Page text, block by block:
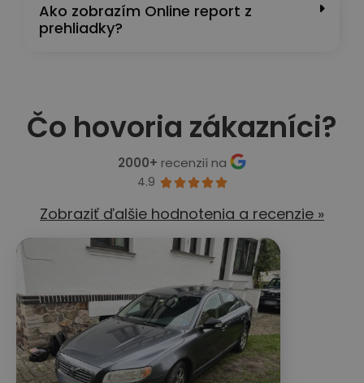
Ako zobrazím Online report z
prehliadky?
Čo hovoria zákazníci?
2000+ recenzií na
4.9 
Zobraziť ďalšie hodnotenia a recenzie »